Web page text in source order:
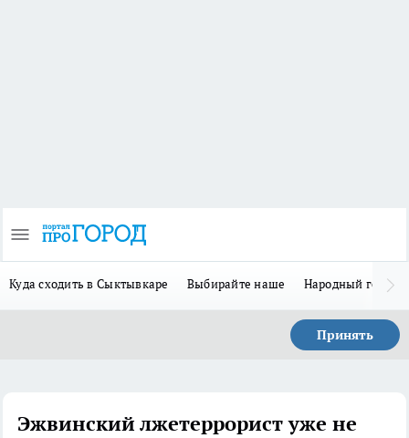
Куда сходить в Сыктывкаре Выбирайте наше Народный герой
Принять
Эжвинский лжетеррорист уже не